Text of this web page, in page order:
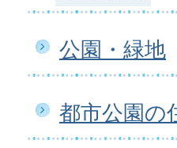
公園・緑地
都市公園の